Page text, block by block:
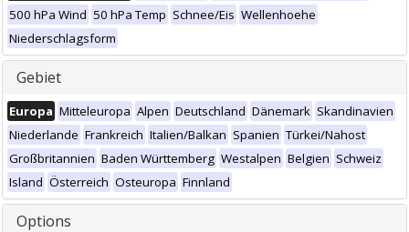
500 hPa Wind 50 hPa Temp Schnee/Eis Wellenhoehe
Niederschlagsform
Gebiet
Europa Mitteleuropa Alpen Deutschland Dänemark Skandinavien
Niederlande Frankreich Italien/Balkan Spanien Türkei/Nahost
Großbritannien Baden Württemberg Westalpen Belgien Schweiz
Island Österreich Osteuropa Finnland
Options